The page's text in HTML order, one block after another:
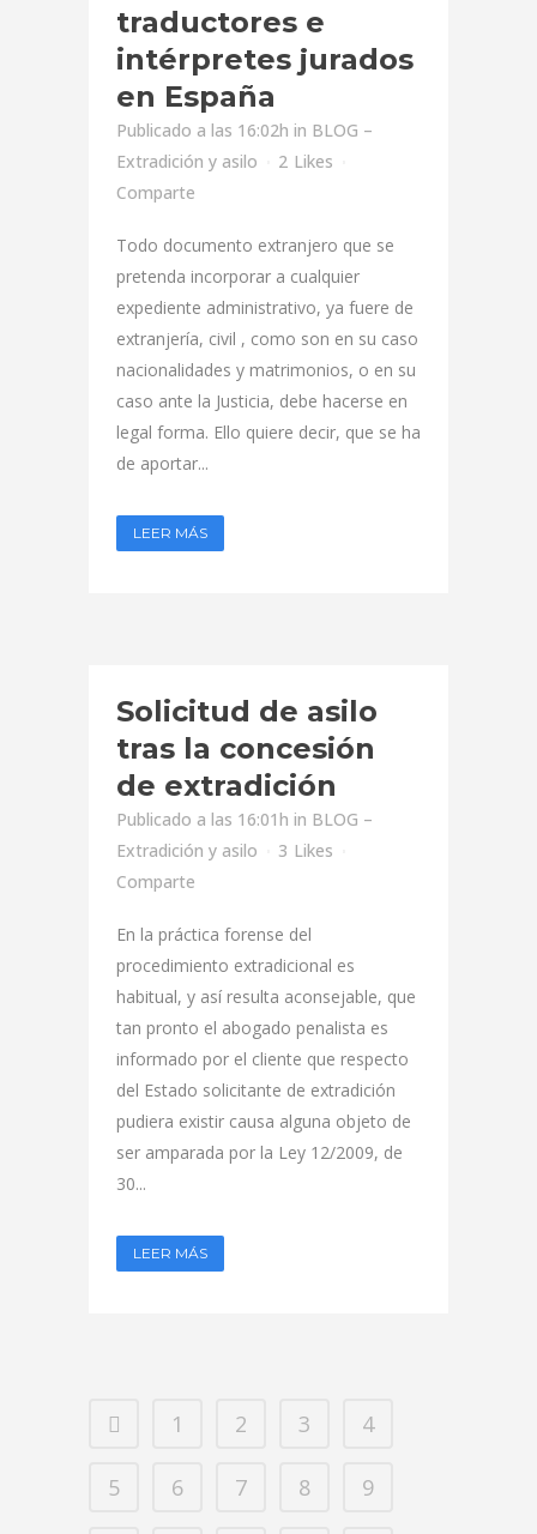
traductores e
intérpretes jurados
en España
Publicado a las 16:02h in BLOG –
Extradición y asilo
2 Likes
Comparte
Todo documento extranjero que se
pretenda incorporar a cualquier
expediente administrativo, ya fuere de
extranjería, civil , como son en su caso
nacionalidades y matrimonios, o en su
caso ante la Justicia, debe hacerse en
legal forma. Ello quiere decir, que se ha
de aportar...
LEER MÁS
Solicitud de asilo
tras la concesión
de extradición
Publicado a las 16:01h in BLOG –
Extradición y asilo
3 Likes
Comparte
En la práctica forense del
procedimiento extradicional es
habitual, y así resulta aconsejable, que
tan pronto el abogado penalista es
informado por el cliente que respecto
del Estado solicitante de extradición
pudiera existir causa alguna objeto de
ser amparada por la Ley 12/2009, de
30...
LEER MÁS
1 2 3 4
5 6 7 8 9